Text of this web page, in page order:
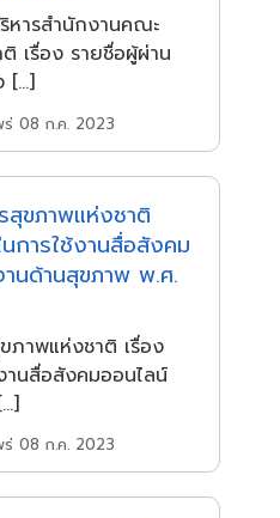
หารสำนักงานคณะ
เรื่อง รายชื่อผู้ผ่าน
[…]
ร่ 08 ก.ค. 2023
สุขภาพแห่งชาติ
การใช้งานสื่อสังคม
นด้านสุขภาพ พ.ศ.
ภาพแห่งชาติ เรื่อง
านสื่อสังคมออนไลน์
ร่ 08 ก.ค. 2023